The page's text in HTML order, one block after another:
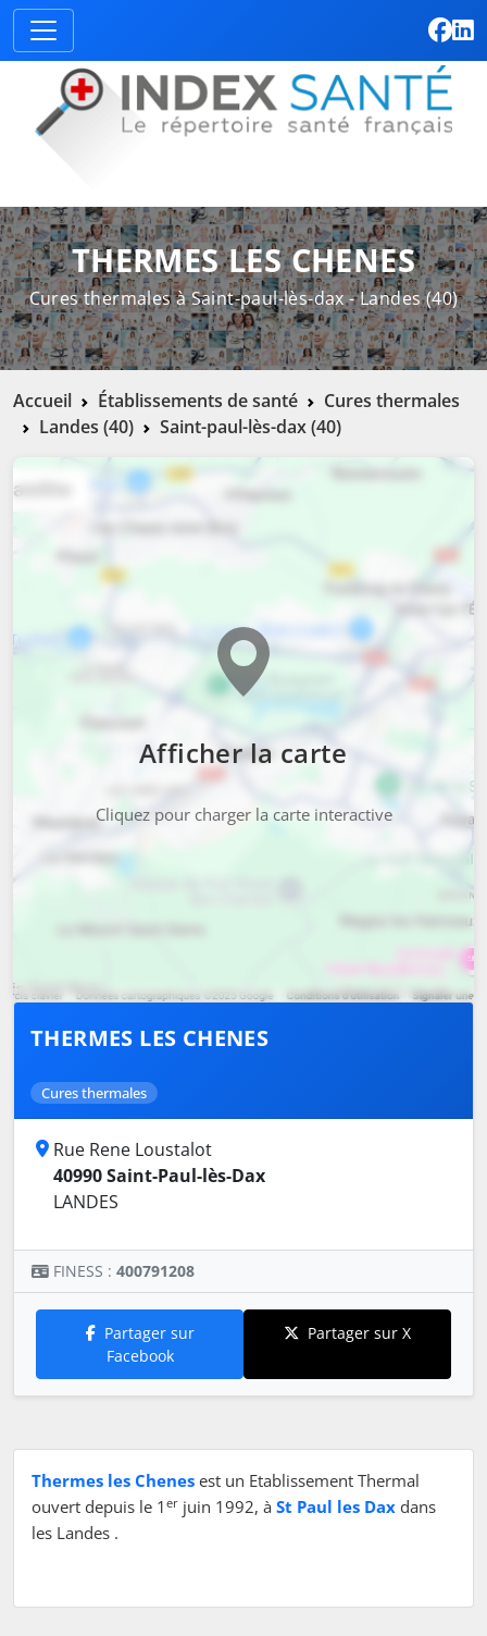
THERMES LES CHENES
Cures thermales à Saint-paul-lès-dax - Landes (40)
Accueil Établissements de santé
Cures thermales
Landes (40)
Saint-paul-lès-dax (40)
Afficher la carte
Cliquez pour charger la carte interactive
THERMES LES CHENES
Cures thermales
Rue Rene Loustalot
40990 Saint-Paul-lès-Dax
LANDES
FINESS : 400791208
Partager sur
Facebook
Partager sur X
Thermes les Chenes est un Etablissement Thermal
ouvert depuis le 1 er juin 1992, à St Paul les Dax dans
les Landes .